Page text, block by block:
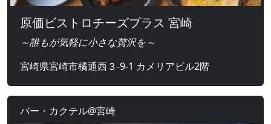
原価ビストロチーズプラス 宮崎
～誰もが気軽に小さな贅沢を～
宮崎県宮崎市橘通西３-9-1 カメリアビル2階
バー・カクテル@宮崎